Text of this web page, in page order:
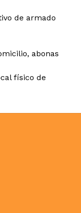
de armado
abonas
físico de